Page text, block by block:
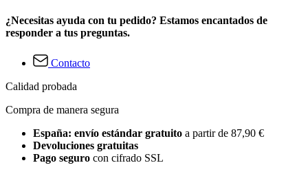
¿Necesitas ayuda con tu pedido? Estamos encantados de
responder a tus preguntas.
Contacto
Calidad probada
Compra de manera segura
España: envío estándar gratuito a partir de 87,90 €
Devoluciones gratuitas
Pago seguro con cifrado SSL